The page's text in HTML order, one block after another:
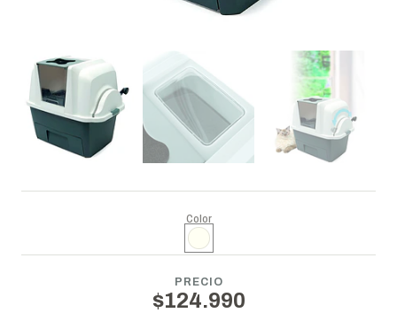
Color
PRECIO
$124.990